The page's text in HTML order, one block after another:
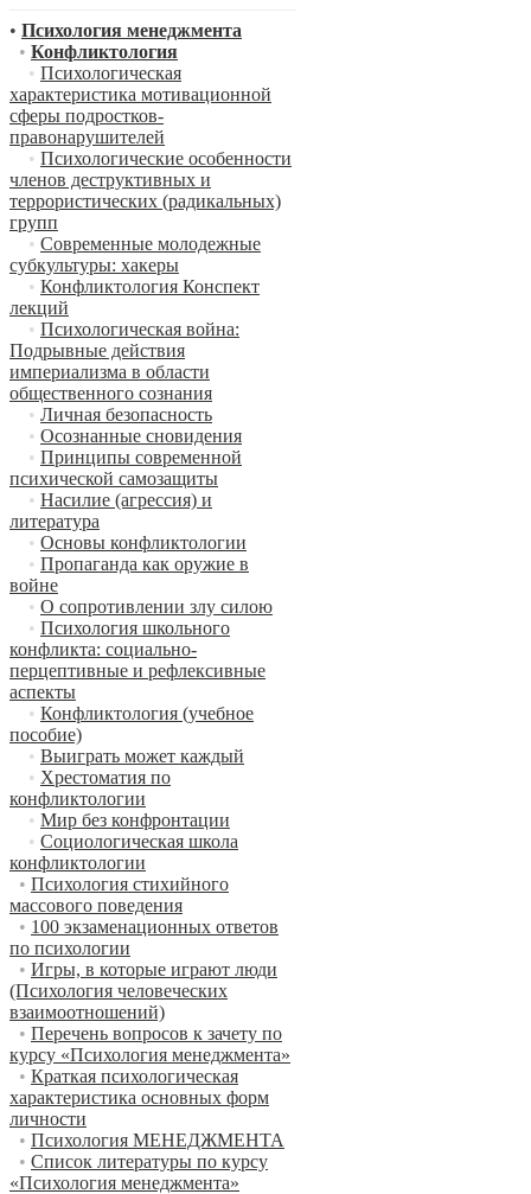
• Психология менеджмента
• Конфликтология
• Психологическая
характеристика мотивационной
сферы подростков-
правонарушителей
• Психологические особенности
членов деструктивных и
террористических (радикальных)
групп
• Современные молодежные
субкультуры: хакеры
• Конфликтология Конспект
лекций
• Психологическая война:
Подрывные действия
империализма в области
общественного сознания
• Личная безопасность
• Осознанные сновидения
• Принципы современной
психической самозащиты
• Насилие (агрессия) и
литература
• Основы конфликтологии
• Пропаганда как оружие в
войне
• О сопротивлении злу силою
• Психология школьного
конфликта: социально-
перцептивные и рефлексивные
аспекты
• Конфликтология (учебное
пособие)
• Выиграть может каждый
• Хрестоматия по
конфликтологии
• Мир без конфронтации
• Социологическая школа
конфликтологии
• Психология стихийного
массового поведения
• 100 экзаменационных ответов
по психологии
• Игры, в которые играют люди
(Психология человеческих
взаимоотношений)
• Перечень вопросов к зачету по
курсу «Психология менеджмента»
• Краткая психологическая
характеристика основных форм
личности
• Психология МЕНЕДЖМЕНТА
• Список литературы по курсу
«Психология менеджмента»